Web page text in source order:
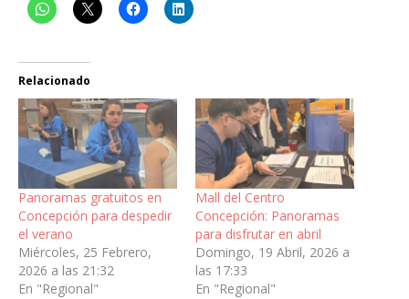
Relacionado
Panoramas gratuitos en
Concepción para despedir
el verano
Miércoles, 25 Febrero,
2026 a las 21:32
En "Regional"
Mall del Centro
Concepción: Panoramas
para disfrutar en abril
Domingo, 19 Abril, 2026 a
las 17:33
En "Regional"